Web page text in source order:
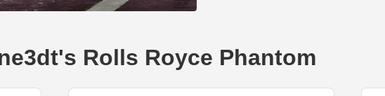
Rolls Royce Phantom